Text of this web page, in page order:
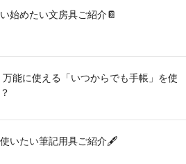
始めたい文房具ご紹介📔
能に使える「いつからでも手帳」を使
いたい筆記用具ご紹介🖋